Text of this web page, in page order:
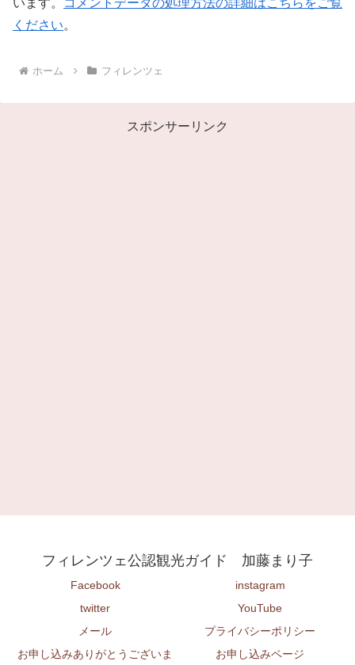
ください。
ホーム フィレンツェ
スポンサーリンク
フィレンツェ公認観光ガイド 加藤まり子
Facebook
instagram
twitter
YouTube
メール
プライバシーポリシー
お申し込みありがとうございま
お申し込みページ